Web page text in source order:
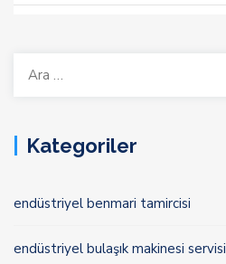
Arama:
Kategoriler
endüstriyel benmari tamircisi
endüstriyel bulaşık makinesi servisi